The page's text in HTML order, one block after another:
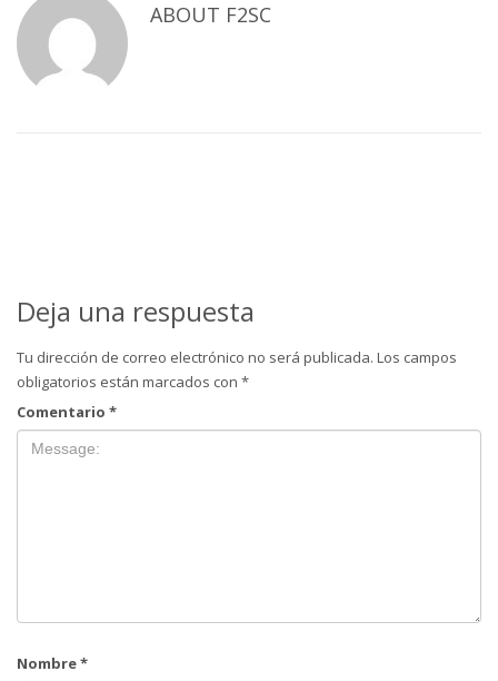
ABOUT F2SC
Deja una respuesta
Tu dirección de correo electrónico no será publicada. Los campos
obligatorios están marcados con *
Comentario *
Nombre*